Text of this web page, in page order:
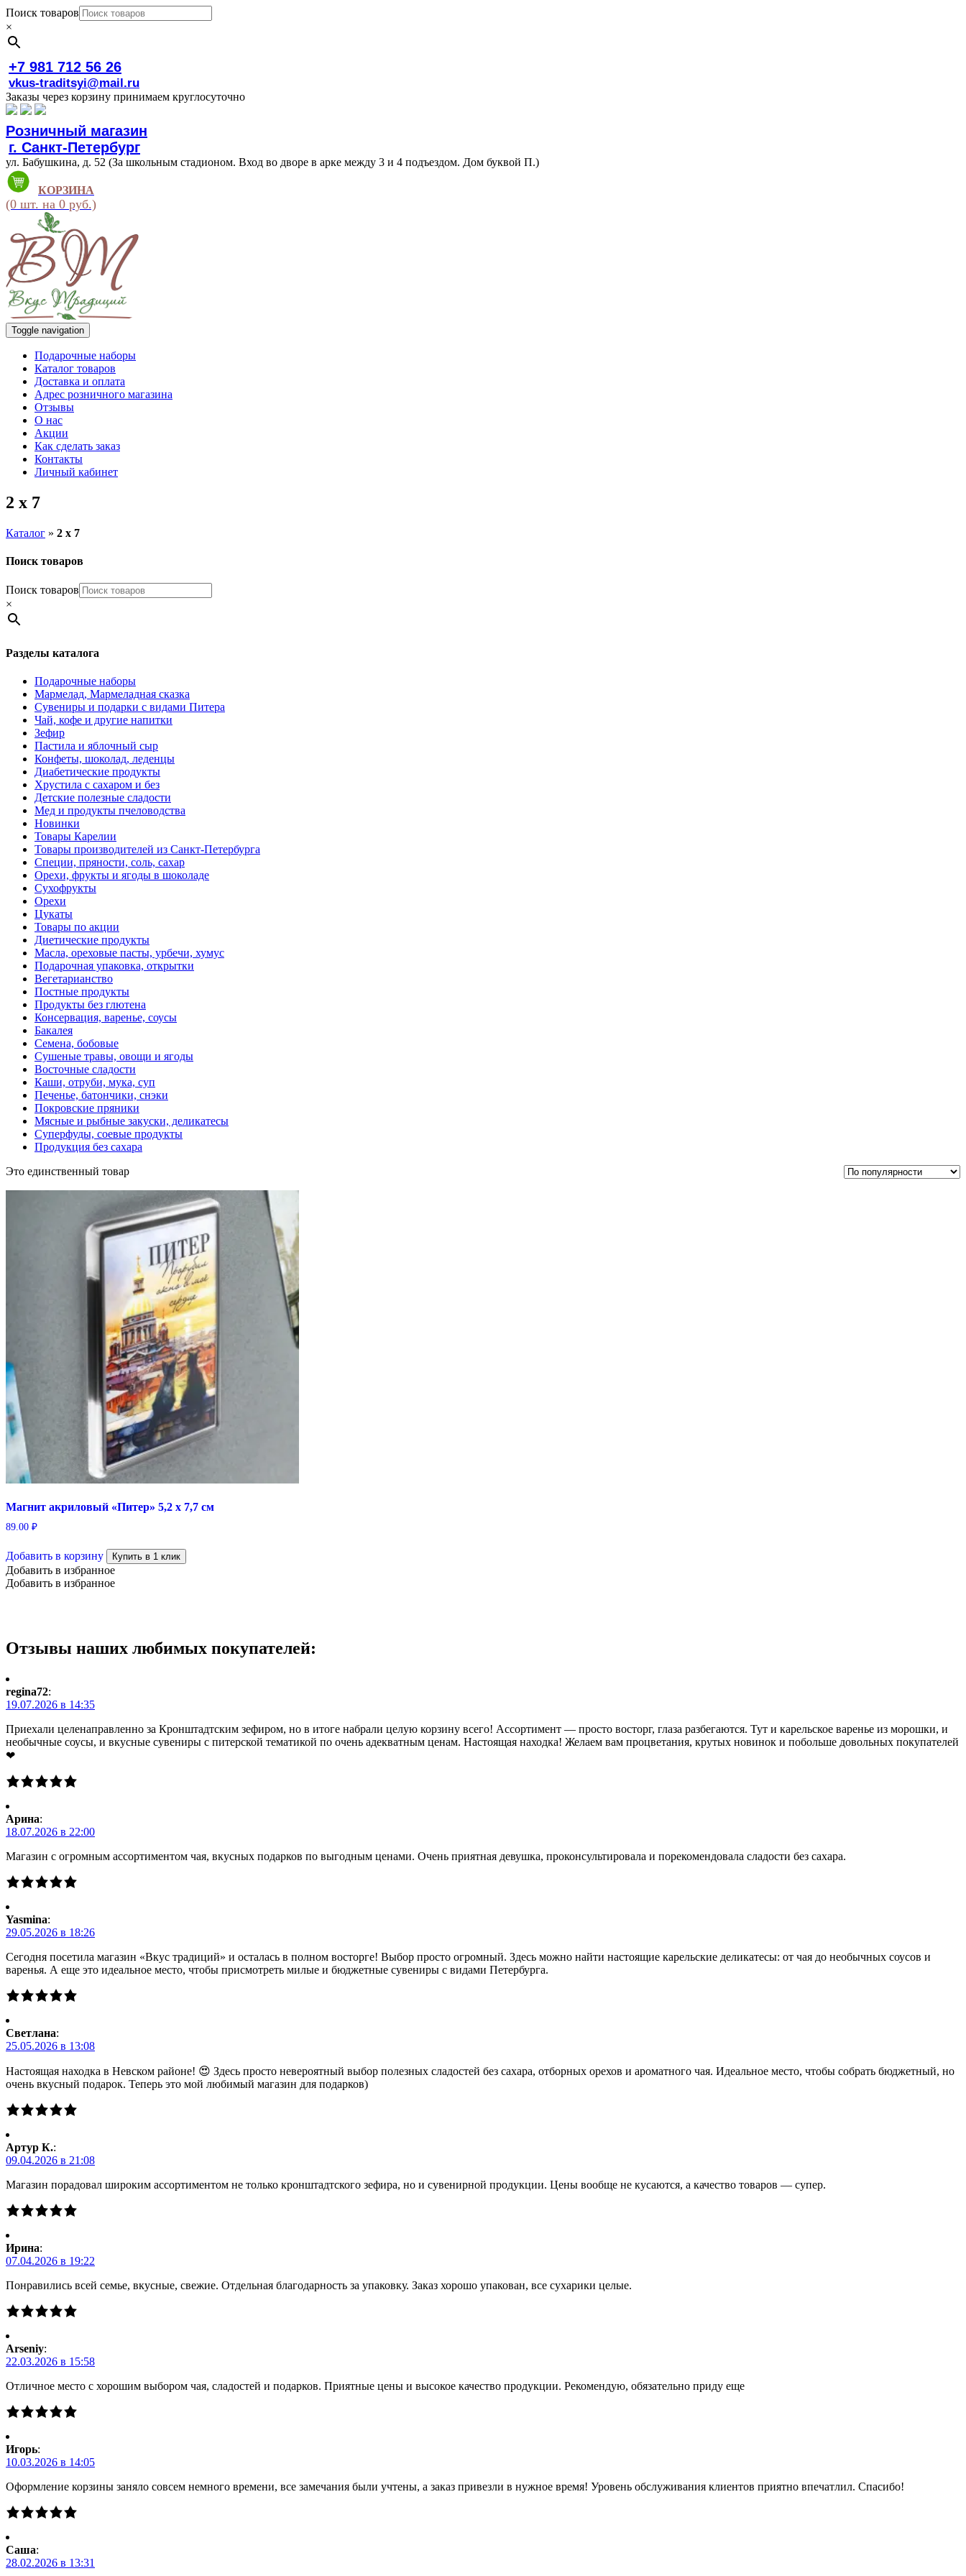
Поиск товаров
×
+7 981 712 56 26
vkus-traditsyi@mail.ru
Заказы через корзину принимаем круглосуточно
Розничный магазин
г. Санкт-Петербург
ул. Бабушкина, д. 52 (За школьным стадионом. Вход во дворе в арке между 3 и 4 подъездом. Дом буквой П.)
КОРЗИНА
(0 шт. на 0 руб.)
Toggle navigation
Подарочные наборы
Каталог товаров
Доставка и оплата
Адрес розничного магазина
Отзывы
О нас
Акции
Как сделать заказ
Контакты
Личный кабинет
2 х 7
Каталог » 2 х 7
Поиск товаров
Поиск товаров
×
Разделы каталога
Подарочные наборы
Мармелад, Мармеладная сказка
Сувениры и подарки с видами Питера
Чай, кофе и другие напитки
Зефир
Пастила и яблочный сыр
Конфеты, шоколад, леденцы
Диабетические продукты
Хрустила с сахаром и без
Детские полезные сладости
Мед и продукты пчеловодства
Новинки
Товары Карелии
Товары производителей из Санкт-Петербурга
Специи, пряности, соль, сахар
Орехи, фрукты и ягоды в шоколаде
Сухофрукты
Орехи
Цукаты
Товары по акции
Диетические продукты
Масла, ореховые пасты, урбечи, хумус
Подарочная упаковка, открытки
Вегетарианство
Постные продукты
Продукты без глютена
Консервация, варенье, соусы
Бакалея
Семена, бобовые
Сушеные травы, овощи и ягоды
Восточные сладости
Каши, отруби, мука, суп
Печенье, батончики, снэки
Покровские пряники
Мясные и рыбные закуски, деликатесы
Суперфуды, соевые продукты
Продукция без сахара
Это единственный товар
Магнит акриловый «Питер» 5,2 х 7,7 см
89.00 ₽
Добавить в корзину Купить в 1 клик
Добавить в избранное
Добавить в избранное
Отзывы наших любимых покупателей:
regina72:
19.07.2026 в 14:35
Приехали целенаправленно за Кронштадтским зефиром, но в итоге набрали целую корзину всего! Ассортимент — просто восторг, глаза разбегаются. Тут и карельское варенье из морошки, и
необычные соусы, и вкусные сувениры с питерской тематикой по очень адекватным ценам. Настоящая находка! Желаем вам процветания, крутых новинок и побольше довольных покупателей
❤
Арина:
18.07.2026 в 22:00
Магазин с огромным ассортиментом чая, вкусных подарков по выгодным ценами. Очень приятная девушка, проконсультировала и порекомендовала сладости без сахара.
Yasmina:
29.05.2026 в 18:26
Сегодня посетила магазин «Вкус традиций» и осталась в полном восторге! Выбор просто огромный. Здесь можно найти настоящие карельские деликатесы: от чая до необычных соусов и
варенья. А еще это идеальное место, чтобы присмотреть милые и бюджетные сувениры с видами Петербурга.
Светлана:
25.05.2026 в 13:08
Настоящая находка в Невском районе! 😍 Здесь просто невероятный выбор полезных сладостей без сахара, отборных орехов и ароматного чая. Идеальное место, чтобы собрать бюджетный, но
очень вкусный подарок. Теперь это мой любимый магазин для подарков)
Артур К.:
09.04.2026 в 21:08
Магазин порадовал широким ассортиментом не только кронштадтского зефира, но и сувенирной продукции. Цены вообще не кусаются, а качество товаров — супер.
Ирина:
07.04.2026 в 19:22
Понравились всей семье, вкусные, свежие. Отдельная благодарность за упаковку. Заказ хорошо упакован, все сухарики целые.
Arseniy:
22.03.2026 в 15:58
Отличное место с хорошим выбором чая, сладостей и подарков. Приятные цены и высокое качество продукции. Рекомендую, обязательно приду еще
Игорь:
10.03.2026 в 14:05
Оформление корзины заняло совсем немного времени, все замечания были учтены, а заказ привезли в нужное время! Уровень обслуживания клиентов приятно впечатлил. Спасибо!
Саша:
28.02.2026 в 13:31